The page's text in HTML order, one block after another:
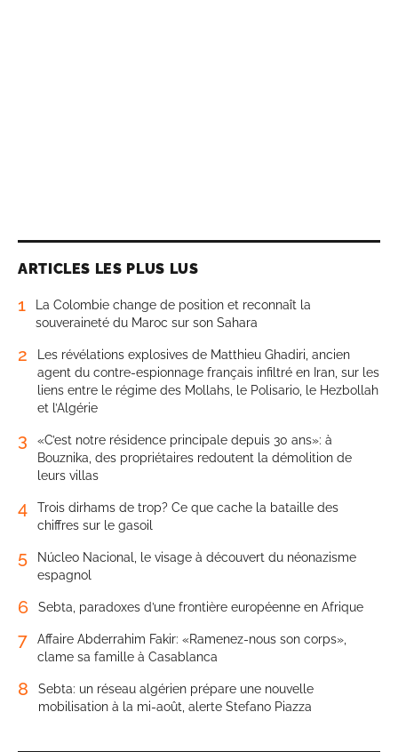
ARTICLES LES PLUS LUS
1
La Colombie change de position et reconnaît la
souveraineté du Maroc sur son Sahara
2
Les révélations explosives de Matthieu Ghadiri, ancien
agent du contre-espionnage français infiltré en Iran, sur les
liens entre le régime des Mollahs, le Polisario, le Hezbollah
et l’Algérie
3
«C’est notre résidence principale depuis 30 ans»: à
Bouznika, des propriétaires redoutent la démolition de
leurs villas
4
Trois dirhams de trop? Ce que cache la bataille des
chiffres sur le gasoil
5
Núcleo Nacional, le visage à découvert du néonazisme
espagnol
6 Sebta, paradoxes d’une frontière européenne en Afrique
7
Affaire Abderrahim Fakir: «Ramenez-nous son corps»,
clame sa famille à Casablanca
8
Sebta: un réseau algérien prépare une nouvelle
mobilisation à la mi-août, alerte Stefano Piazza